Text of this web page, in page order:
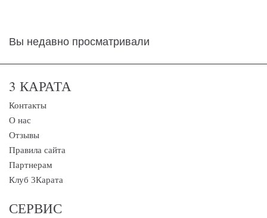
Вы недавно просматривали
3 КАРАТА
Контакты
О нас
Отзывы
Правила сайта
Партнерам
Клуб 3Карата
СЕРВИС